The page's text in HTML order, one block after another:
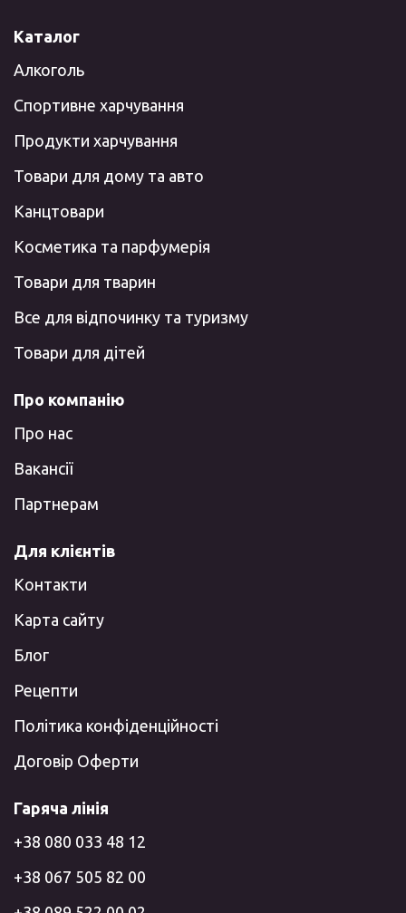
Каталог
Алкоголь
Спортивне харчування
Продукти харчування
Товари для дому та авто
Канцтовари
Косметика та парфумерія
Товари для тварин
Все для відпочинку та туризму
Товари для дітей
Про компанію
Про нас
Вакансії
Партнерам
Для клієнтів
Контакти
Карта сайту
Блог
Рецепти
Політика конфіденційності
Договір Оферти
Гаряча лінія
+38 080 033 48 12
+38 067 505 82 00